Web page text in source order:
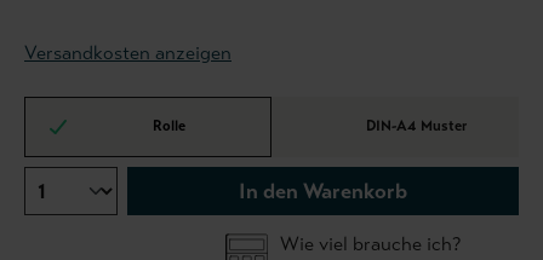
Versandkosten anzeigen
Rolle DIN-A4 Muster
In den Warenkorb
Wie viel brauche ich?